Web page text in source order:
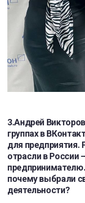
3.Андрей
группах в
для предприятия.
отрасли в России
почему выбрали
деятельности?